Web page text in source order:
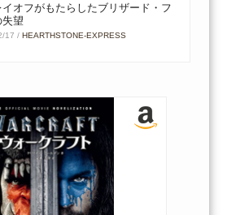
イオフがもたらしたブリザード・フ
失望
17 /HEARTHSTONE-EXPRESS